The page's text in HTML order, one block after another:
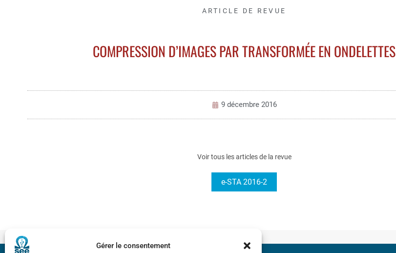
Gérer le consentement
ARTICLE DE REVUE
COMPRESSION D’IMAGES PAR TRANSFORMÉE EN ONDELETTES
9 décembre 2016
Voir tous les articles de la revue
e-STA 2016-2